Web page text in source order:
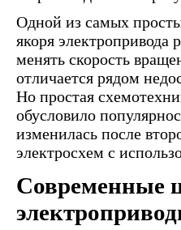
Одной из самых
якоря
менять скорость
отличается рядом
Но простая
обусловило
изменилась после
электросхем с
Современные